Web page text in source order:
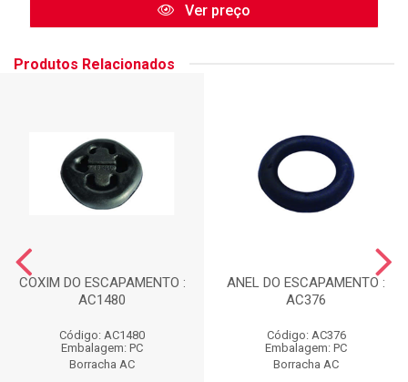
Ver preço
Produtos Relacionados
COXIM DO ESCAPAMENTO :
AC1480
Código: AC1480
Embalagem: PC
Borracha AC
ANEL DO ESCAPAMENTO :
AC376
Código: AC376
Embalagem: PC
Borracha AC